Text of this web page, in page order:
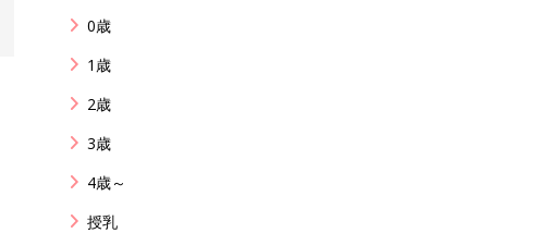
0歳
1歳
2歳
3歳
4歳～
授乳